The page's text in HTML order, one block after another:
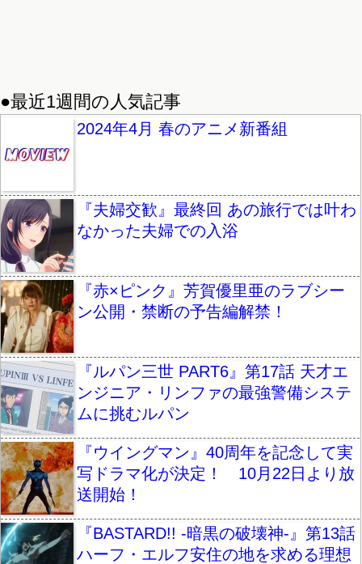
●最近1週間の人気記事
2024年4月 春のアニメ新番組
『夫婦交歓』最終回 あの旅行では叶わ
なかった夫婦での入浴
『赤×ピンク』芳賀優里亜のラブシー
ン公開・禁断の予告編解禁！
『ルパン三世 PART6』第17話 天才エ
ンジニア・リンファの最強警備システ
ムに挑むルパン
『ウイングマン』40周年を記念して実
写ドラマ化が決定！ 10月22日より放
送開始！
『BASTARD!! -暗黒の破壊神-』第13話
ハーフ・エルフ安住の地を求める理想